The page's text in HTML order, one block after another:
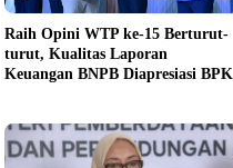
Raih Opini WTP ke-15 Berturut-
turut, Kualitas Laporan
Keuangan BNPB Diapresiasi BPK